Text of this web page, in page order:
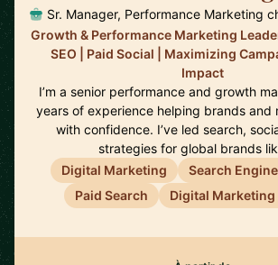
Sr. Manager, Performance Marketing
Growth & Performance Marketing Leader
SEO | Paid Social | Maximizing
Impact
I’m a senior performance and growth
years of experience helping brands and
with confidence. I’ve led search,
strategies for global brands
Digital Marketing
Search
Paid Search
Digital Marketing